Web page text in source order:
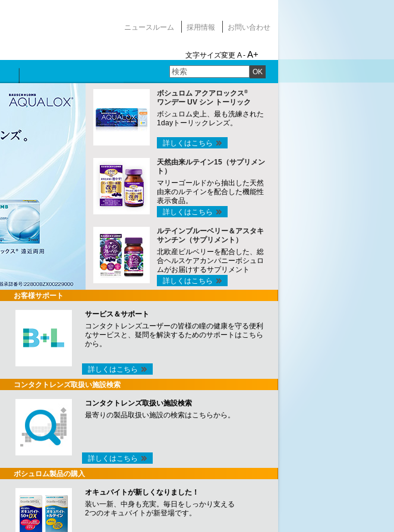
ニュースルーム 採用情報 お問い合わせ
文字サイズ変更 A - A+
OK
ボシュロム アクアロックス®
ワンデー UV シン トーリック
ボシュロム史上、最も洗練された
1dayトーリックレンズ。
詳しくはこちら
天然由来ルテイン15（サプリメン
ト）
マリーゴールドから抽出した天然
由来のルテインを配合した機能性
表示食品。
詳しくはこちら
ルテインブルーベリー＆アスタキ
サンチン（サプリメント）
北欧産ビルベリーを配合した、総
合ヘルスケアカンパニーボシュロ
ムがお届けするサプリメント
詳しくはこちら
お客様サポート
サービス＆サポート
コンタクトレンズユーザーの皆様の瞳の健康を守る便利
なサービスと、疑問を解決するためのサポートはこちら
から。
詳しくはこちら
コンタクトレンズ取扱い施設検索
コンタクトレンズ取扱い施設検索
最寄りの製品取扱い施設の検索はこちらから。
詳しくはこちら
ボシュロム製品の購入
オキュバイトが新しくなりました！
装い一新、中身も充実。毎日をしっかり支える
2つのオキュバイトが新登場です。